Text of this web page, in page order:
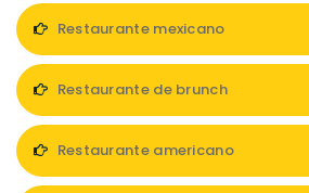
Restaurante mexicano
Restaurante de brunch
Restaurante americano